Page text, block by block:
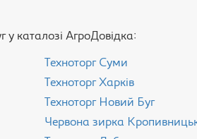
у каталозі АгроДовідка:
Техноторг Суми
Техноторг Харків
Техноторг Новий Буг
Червона зирка